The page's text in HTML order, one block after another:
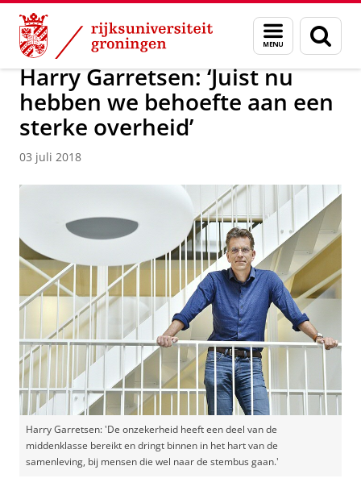
Skip
Content
Skip
Navigation
Menu
en
zoeken
Over ons Actueel Nieuws Nieuwsberichten
Harry Garretsen: ‘Juist nu
hebben we behoefte aan een
sterke overheid’
03 juli 2018
Harry Garretsen: 'De onzekerheid heeft een deel van de
middenklasse bereikt en dringt binnen in het hart van de
samenleving, bij mensen die wel naar de stembus gaan.'